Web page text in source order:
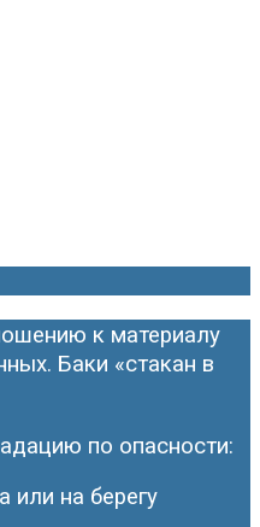
к материалу
Баки «стакан в
по опасности:
или на берегу